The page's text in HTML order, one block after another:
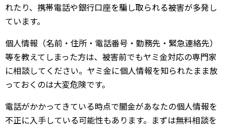
れたり、携帯電話や銀行口座を騙し取られる被害が多発し
ています。
個人情報（名前・住所・電話番号・勤務先・緊急連絡先）
等を教えてしまった方は、被害前でもヤミ金対応の専門家
に相談してください。ヤミ金に個人情報を知られたまま放
っておくのは大変危険です。
電話がかかってきている時点で闇金があなたの個人情報を
不正に入手している可能性もあります。まずは無料相談を